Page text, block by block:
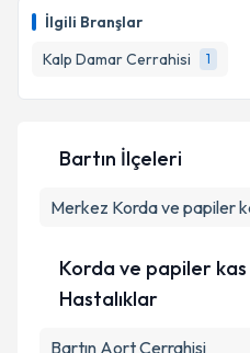
İlgili Branşlar
Kalp Damar Cerrahisi
1
takvim hazırlandığında
E-posta Adresiniz
Metni'ni okudum ve
Bartın İlçeleri
Merkez Korda ve papiler
Korda ve papiler kas
Hastalıklar
Bartın Aort Cerrahisi